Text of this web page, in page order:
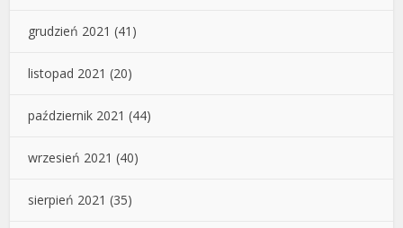
grudzień 2021 (41)
listopad 2021 (20)
październik 2021 (44)
wrzesień 2021 (40)
sierpień 2021 (35)